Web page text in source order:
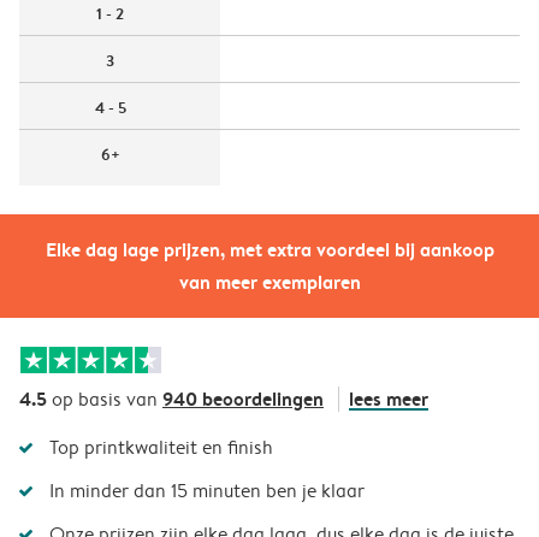
Elke dag lage prijzen, met extra voordeel bij aankoop
van meer exemplaren
1 - 2
3
4 - 5
6+
4.5op basis van 940 beoordelingen lees meer
Top printkwaliteit en finish
In minder dan 15 minuten ben je klaar